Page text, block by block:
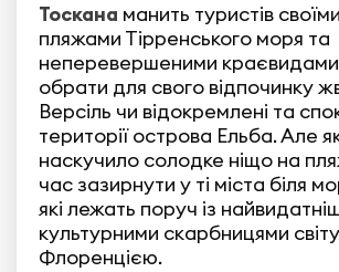
Тоскана манить туристів
пляжами Тірренського моря та
неперевершеними
обрати для свого відпочинку
Версіль чи відокремлені та
території острова Ельба. Але
наскучило солодке ніщо на
час зазирнути у ті міста біля
які лежать поруч із
культурними скарбницями
Флоренцією.